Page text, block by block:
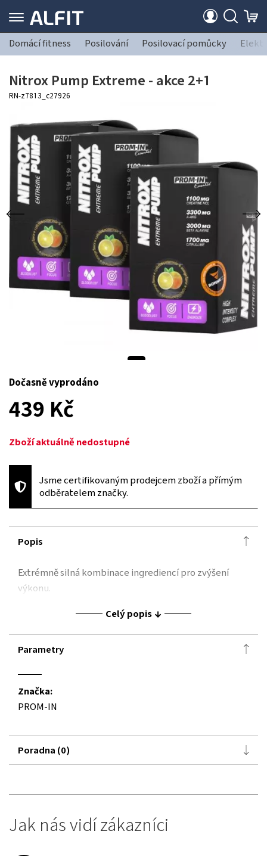
Domácí fitness Posilování Posilovací pomůcky
Nitrox Pump Extreme - akce 2+1
RN-z7813_c27926
Dočasně vyprodáno
439 Kč
Zboží aktuálně nedostupné
Jsme certifikovaným prodejcem zboží a přímým
odběratelem značky.
Popis
Extrémně silná kombinace ingrediencí pro zvýšení
výkonu.
Celý popis
Parametry
Značka:
PROM-IN
Poradna (0)
Jak nás vidí zákazníci